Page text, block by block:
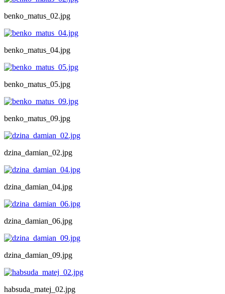
benko_matus_02.jpg
benko_matus_04.jpg
benko_matus_05.jpg
benko_matus_09.jpg
dzina_damian_02.jpg
dzina_damian_04.jpg
dzina_damian_06.jpg
dzina_damian_09.jpg
habsuda_matej_02.jpg